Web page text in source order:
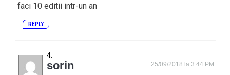
faci 10 editii intr-un an
REPLY
sorin 25/09/2018 la 3:44 PM